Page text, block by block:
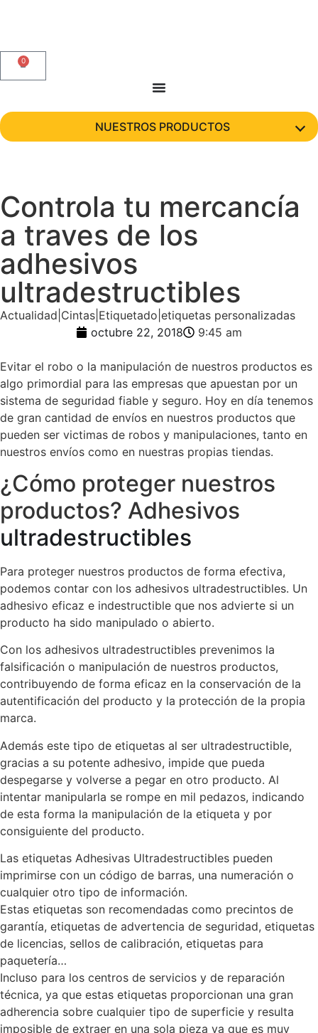
0
NUESTROS PRODUCTOS
Controla tu mercancía
a traves de los
adhesivos
ultradestructibles
Actualidad|Cintas|Etiquetado|etiquetas personalizadas
octubre 22, 2018
9:45 am
Evitar el robo o la manipulación de nuestros productos es
algo primordial para las empresas que apuestan por un
sistema de seguridad fiable y seguro. Hoy en día tenemos
de gran cantidad de envíos en nuestros productos que
pueden ser victimas de robos y manipulaciones, tanto en
nuestros envíos como en nuestras propias tiendas.
¿Cómo proteger nuestros
productos? Adhesivos
ultradestructibles
Para proteger nuestros productos de forma efectiva,
podemos contar con los adhesivos ultradestructibles. Un
adhesivo eficaz e indestructible que nos advierte si un
producto ha sido manipulado o abierto.
Con los adhesivos ultradestructibles prevenimos la
falsificación o manipulación de nuestros productos,
contribuyendo de forma eficaz en la conservación de la
autentificación del producto y la protección de la propia
marca.
Además este tipo de etiquetas al ser ultradestructible,
gracias a su potente adhesivo, impide que pueda
despegarse y volverse a pegar en otro producto. Al
intentar manipularla se rompe en mil pedazos, indicando
de esta forma la manipulación de la etiqueta y por
consiguiente del producto.
Las etiquetas Adhesivas Ultradestructibles pueden
imprimirse con un código de barras, una numeración o
cualquier otro tipo de información.
Estas etiquetas son recomendadas como precintos de
garantía, etiquetas de advertencia de seguridad, etiquetas
de licencias, sellos de calibración, etiquetas para
paquetería…
Incluso para los centros de servicios y de reparación
técnica, ya que estas etiquetas proporcionan una gran
adherencia sobre cualquier tipo de superficie y resulta
imposible de extraer en una sola pieza ya que es muy